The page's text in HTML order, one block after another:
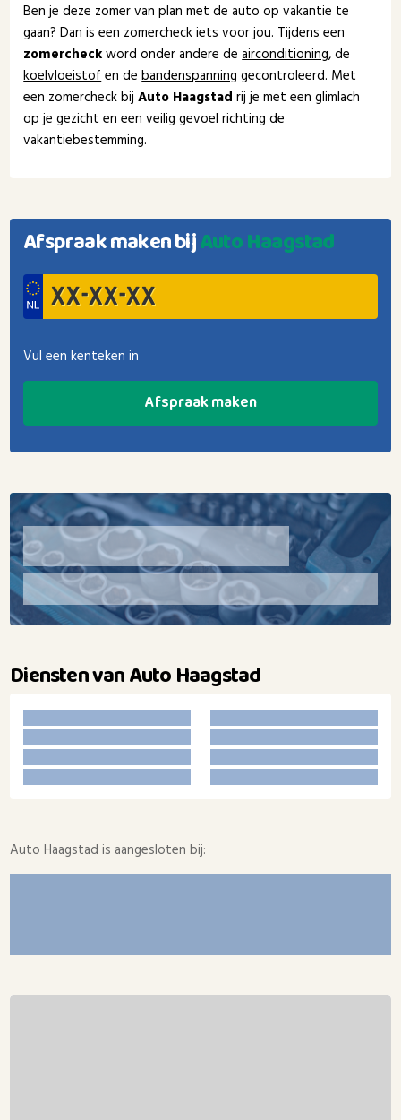
Ben je deze zomer van plan met de auto op vakantie te
gaan? Dan is een zomercheck iets voor jou. Tijdens een
zomercheckword onder andere deairconditioning, de
koelvloeistofen debandenspanning gecontroleerd. Met
een zomercheck bijAuto Haagstadrij je met een glimlach
op je gezicht en een veilig gevoel richting de
vakantiebestemming.
Afspraak maken bijAuto Haagstad
Vul een kenteken in
Afspraak maken
Diensten van Auto Haagstad
Auto Haagstad is aangesloten bij: